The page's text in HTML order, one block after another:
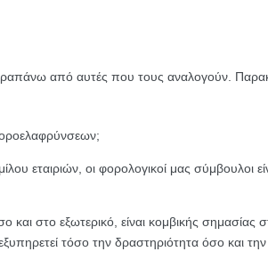
από αυτές που τους αναλογούν.
εταιριών, οι φορολογικοί μας σύμβουλοι
στο εξωτερικό, είναι κομβικής σημασίας
τόσο την δραστηριότητα όσο και την